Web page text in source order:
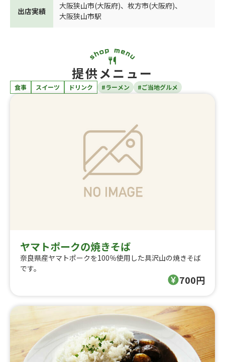
出店実績
大阪狭山市(大阪府)、 枚方市(大阪府)、
大阪狭山市駅
提供メニュー
食事 スイーツ ドリンク #ラーメン #ご当地グルメ
ヤマトポークの焼きそば
奈良県産ヤマトポークを100％使用した具沢山の焼きそば
です。
700円